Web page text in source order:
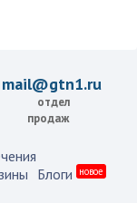
это.
mail@gtn1.ru
отдел
продаж
Блоги новое